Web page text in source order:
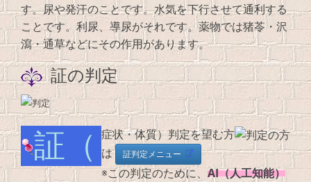
す。尿や発汗のことです。水気を下行させて通利する
ことです。利尿、導尿がそれです。薬物では猪苓・沢
瀉・通草などにその作用があります。
証の判定
証（症状・体質）判定を望む方
は
証判定メニュー
※この判定のために、 AI（人工知能）